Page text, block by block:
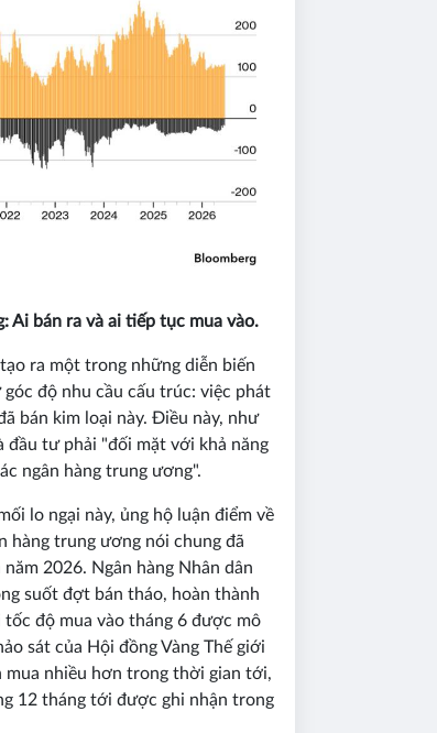
Ai bán ra và ai tiếp tục mua vào.
ra một trong những diễn biến
độ nhu cầu cấu trúc: việc phát
bán kim loại này. Điều này, như
đầu tư phải "đối mặt với khả năng
ngân hàng trung ương".
lo ngại này, ủng hộ luận điểm về
hàng trung ương nói chung đã
2026. Ngân hàng Nhân dân
suốt đợt bán tháo, hoàn thành
độ mua vào tháng 6 được mô
sát của Hội đồng Vàng Thế giới
mua nhiều hơn trong thời gian tới,
12 tháng tới được ghi nhận trong